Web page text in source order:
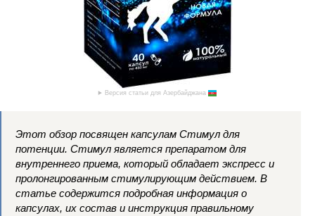
Версия статьи для Азербайджана
Этот обзор посвящен капсулам Стимул для
потенции. Стимул является препаратом для
внутреннего приема, который обладает экспресс и
пролонгированным стимулирующим действием. В
статье содержится подробная информация о
капсулах, их состав и инструкция правильному